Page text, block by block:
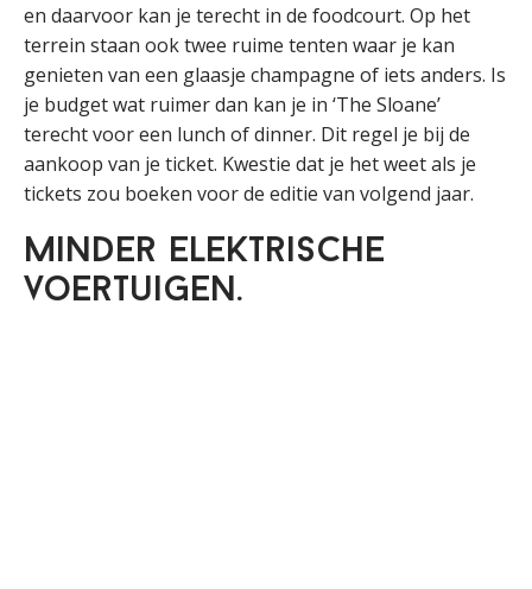
en daarvoor kan je terecht in de foodcourt. Op het
terrein staan ook twee ruime tenten waar je kan
genieten van een glaasje champagne of iets anders. Is
je budget wat ruimer dan kan je in ‘The Sloane’
terecht voor een lunch of dinner. Dit regel je bij de
aankoop van je ticket. Kwestie dat je het weet als je
tickets zou boeken voor de editie van volgend jaar.
Minder elektrische
voertuigen.